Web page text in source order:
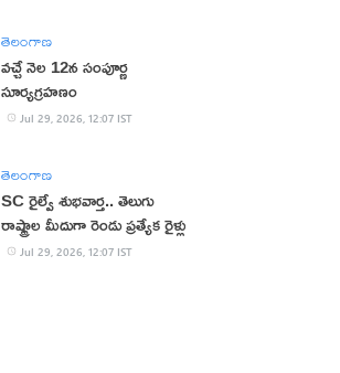
తెలంగాణ
వచ్చే నెల 12న సంపూర్ణ
సూర్యగ్రహణం
Jul 29, 2026, 12:07 IST
తెలంగాణ
SC రైల్వే శుభవార్త.. తెలుగు
రాష్ట్రాల మీదుగా రెండు ప్రత్యేక రైళ్లు
Jul 29, 2026, 12:07 IST